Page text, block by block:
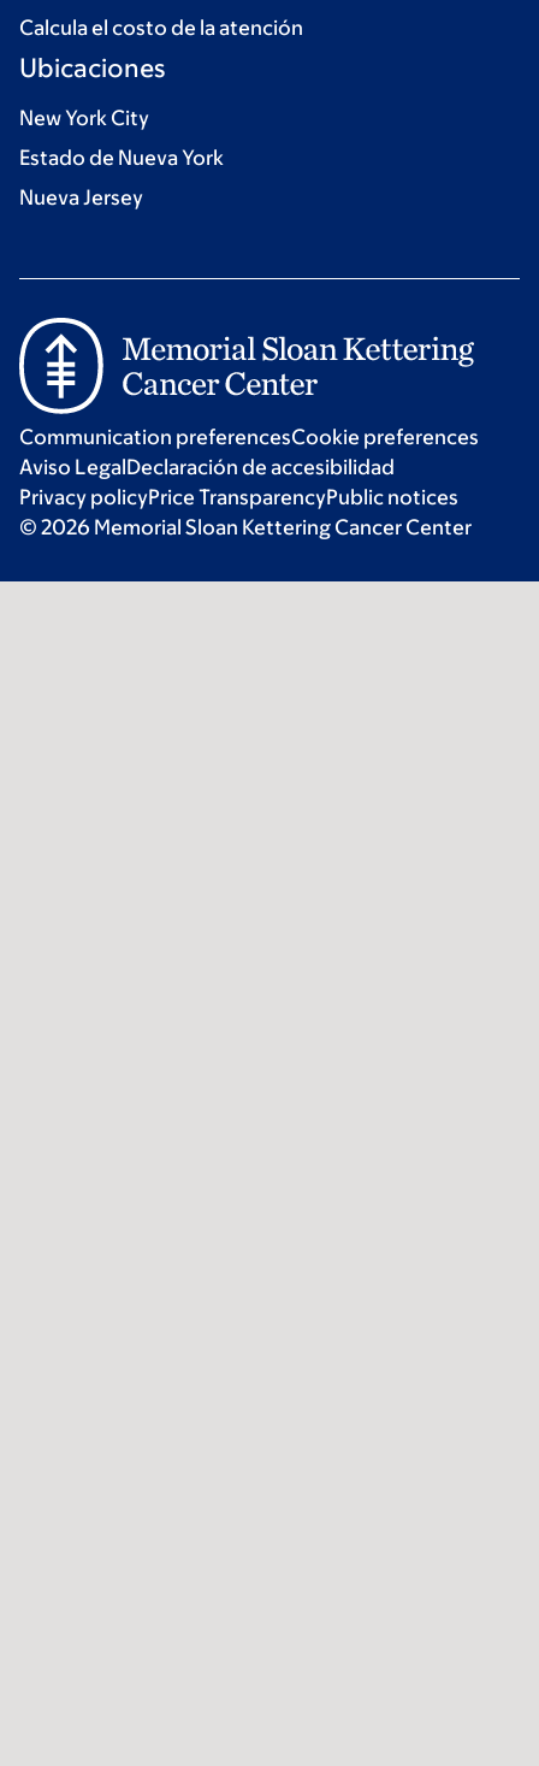
Calcula el costo de la atención
Ubicaciones
New York City
Estado de Nueva York
Nueva Jersey
Communication preferencesCookie preferences
Aviso LegalDeclaración de accesibilidad
Privacy policyPrice TransparencyPublic notices
© 2026 Memorial Sloan Kettering Cancer Center